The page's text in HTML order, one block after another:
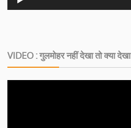
VIDEO : गुलमोहर नहीं देखा तो क्या देखा